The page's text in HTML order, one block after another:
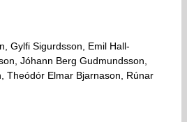
Gylfi Sig­urdsson, Emil Hall­
Jó­hann Berg Gudmunds­son,
Theó­dór Elm­ar Bjarna­son, Rún­ar